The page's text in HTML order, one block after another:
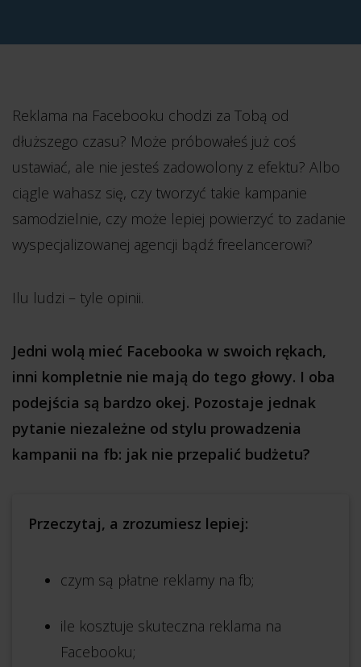
Reklama na Facebooku chodzi za Tobą od
dłuższego czasu? Może próbowałeś już coś
ustawiać, ale nie jesteś zadowolony z efektu? Albo
ciągle wahasz się, czy tworzyć takie kampanie
samodzielnie, czy może lepiej powierzyć to zadanie
wyspecjalizowanej agencji bądź freelancerowi?
Ilu ludzi – tyle opinii.
Jedni wolą mieć Facebooka w swoich rękach,
inni kompletnie nie mają do tego głowy. I oba
podejścia są bardzo okej. Pozostaje jednak
pytanie niezależne od stylu prowadzenia
kampanii na fb: jak nie przepalić budżetu?
Przeczytaj, a zrozumiesz lepiej:
czym są płatne reklamy na fb;
ile kosztuje skuteczna reklama na
Facebooku;